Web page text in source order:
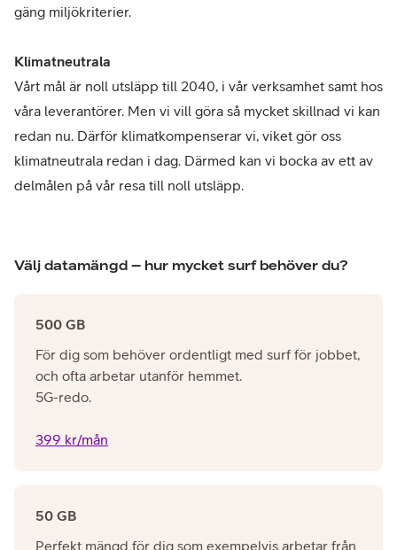
gäng miljökriterier.
Klimatneutrala
Vårt mål är noll utsläpp till 2040, i vår verksamhet samt hos
våra leverantörer. Men vi vill göra så mycket skillnad vi kan
redan nu. Därför klimatkompenserar vi, viket gör oss
klimatneutrala redan i dag. Därmed kan vi bocka av ett av
delmålen på vår resa till noll utsläpp.
Välj datamängd – hur mycket surf behöver du?
500 GB
För dig som behöver ordentligt med surf för jobbet,
och ofta arbetar utanför hemmet.
5G-redo.
399 kr/mån
50 GB
Perfekt mängd för dig som exempelvis arbetar från